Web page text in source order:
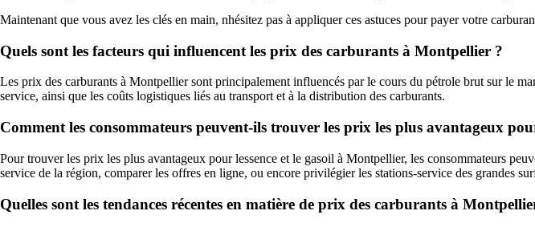
Maintenant que vous avez les clés en main, nhésitez pas à appliquer ces astuces pour payer votre
Quels sont les facteurs qui influencent les prix des carburants à Montpellier ?
Les prix des carburants à Montpellier sont principalement influencés par le cours du pétrole brut sur le
service, ainsi que les coûts logistiques liés au transport et à la distribution des carburants.
Comment les consommateurs peuvent-ils trouver les prix les plus avantageux
Pour trouver les prix les plus avantageux pour lessence et le gasoil à Montpellier, les consommateurs
service de la région, comparer les offres en ligne, ou encore privilégier les stations-service des grandes
Quelles sont les tendances récentes en matière de prix des carburants à